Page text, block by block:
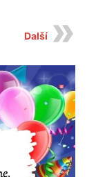
Další